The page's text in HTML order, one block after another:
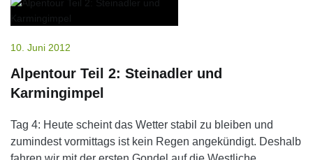
10. Juni 2012
Alpentour Teil 2: Steinadler und
Karmingimpel
Tag 4: Heute scheint das Wetter stabil zu bleiben und
zumindest vormittags ist kein Regen angekündigt. Deshalb